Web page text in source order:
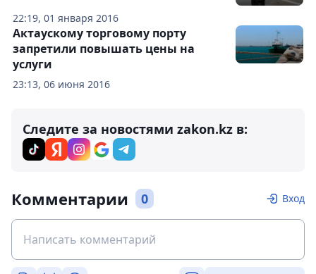
22:19, 01 января 2016
23:13, 06 июня 2016
Актаускому торговому порту
запретили повышать цены на
услуги
Следите за новостями zakon.kz в:
Комментарии 0 Вход